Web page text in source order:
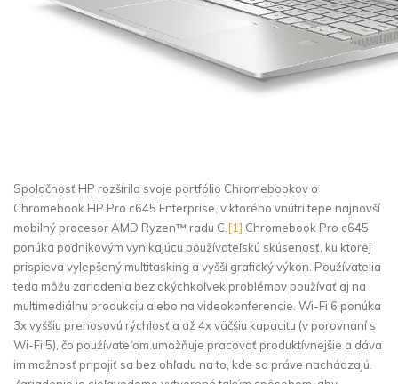
Spoločnosť HP rozšírila svoje portfólio Chromebookov o
Chromebook HP Pro c645 Enterprise, v ktorého vnútri tepe najnovší
mobilný procesor AMD Ryzen™ radu C. [1] Chromebook Pro c645
ponúka podnikovým vynikajúcu používateľskú skúsenosť, ku ktorej
prispieva vylepšený multitasking a vyšší grafický výkon. Používatelia
teda môžu zariadenia bez akýchkoľvek problémov používať aj na
multimediálnu produkciu alebo na videokonferencie. Wi-Fi 6 ponúka
3x vyššiu prenosovú rýchlosť a až 4x väčšiu kapacitu (v porovnaní s
Wi-Fi 5), čo používateľom umožňuje pracovať produktívnejšie a dáva
im možnosť pripojiť sa bez ohľadu na to, kde sa práve nachádzajú.